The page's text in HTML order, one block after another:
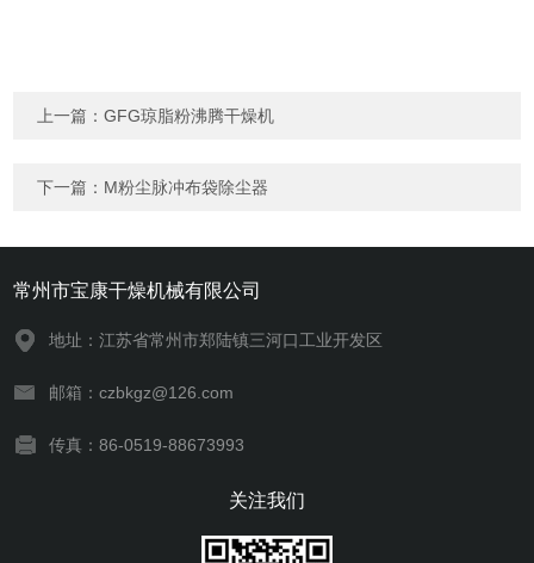
上一篇：GFG琼脂粉沸腾干燥机
下一篇： M粉尘脉冲布袋除尘器
常州市宝康干燥机械有限公司
地址：江苏省常州市郑陆镇三河口工业开发区
邮箱：czbkgz@126.com
传真：86-0519-88673993
关注我们